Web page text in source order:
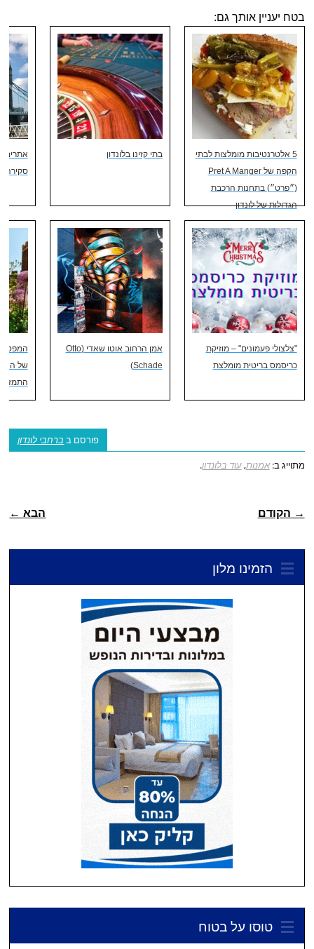
בטח יעניין אותך גם:
5 אלטרנטיבות מומלצות לבתי
הקפה של Pret A Manger
(״פרט״) בתחנות הרכבת
הגדולות של לונדון
בתי קזינו בלונדון
אתרים
סקירה
"צלצולי פעמונים" – מוזיקת
כריסמס בריטית מומלצת
אמן הרחוב אוטו שאדי (Otto
Schade)
המפטון
של
התמזה
פורסם ב ברחבי לונדון
מתוייג ב:אמנות,עוד בלונדון.
→ הקודם הבא ←
הזמינו מלון
טוסו על בטוח